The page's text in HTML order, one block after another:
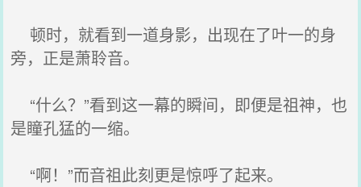
顿时，就看到一道身影，出现在了叶一的身
旁，正是萧聆音。
“什么？”看到这一幕的瞬间，即便是祖神，也
是瞳孔猛的一缩。
“啊！”而音祖此刻更是惊呼了起来。